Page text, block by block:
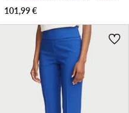
101,99€